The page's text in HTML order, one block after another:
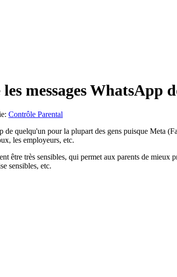
messages
Contrôle Parental
quelqu'un pour la plupart des gens puisque Meta
les employeurs, etc.
être très sensibles, qui permet aux parents de
sensibles, etc.